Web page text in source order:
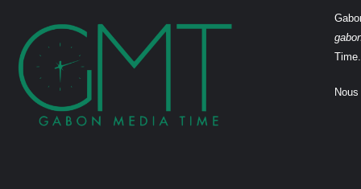
Time.